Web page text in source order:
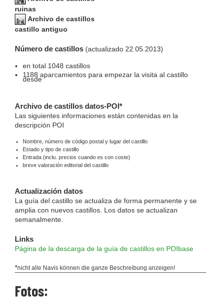
ruinas
Archivo de castillos
castillo antiguo
Número de castillos (actualizado 22.05.2013)
en total 1048 castillos
1188 aparcamientos para empezar la visita al castillo
desde
Archivo de castillos datos-POI*
Las siguientes informaciones están contenidas en la
descripción POI
Nombre, número de código postal y lugar del castillo
Estado y tipo de castillo
Entrada (inclu. precios cuando es con coste)
breve valoración editorial del castillo
Actualización datos
La guía del castillo se actualiza de forma permanente y se
amplia con nuevos castillos. Los datos se actualizan
semanalmente.
Links
Página de la descarga de la guía de castillos en POIbase
*nicht alle Navis können die ganze Beschreibung anzeigen!
Fotos: